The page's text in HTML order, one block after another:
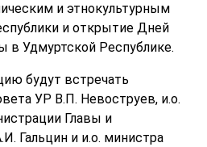
и этнокультурным
и открытие Дней
в Удмуртской Республике.
будут встречать
УР В.П. Невоструев, и.о.
Главы и
Гальцин и и.о. министра